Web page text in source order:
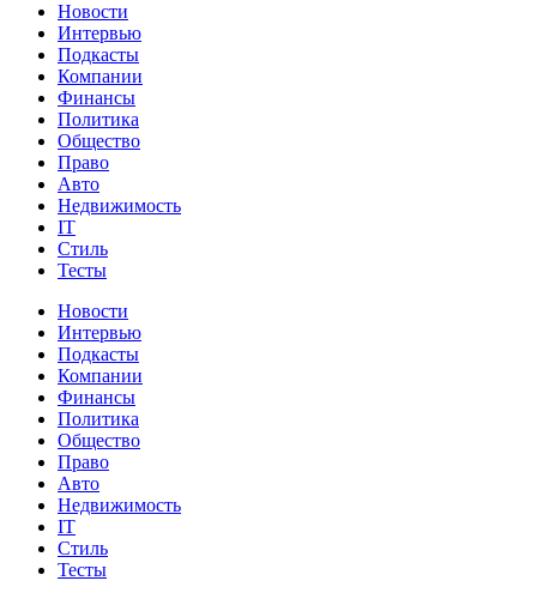
Новости
Интервью
Подкасты
Компании
Финансы
Политика
Общество
Право
Авто
Недвижимость
IT
Стиль
Тесты
Новости
Интервью
Подкасты
Компании
Финансы
Политика
Общество
Право
Авто
Недвижимость
IT
Стиль
Тесты